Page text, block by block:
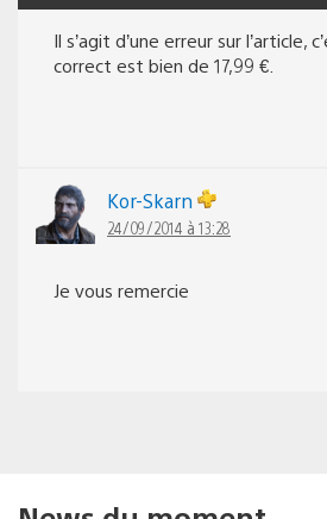
Il s’agit d’une erreur sur l’article,
correct est bien de 17,99 €.
Kor-Skarn
24/09/2014 à 13:28
Je vous remercie